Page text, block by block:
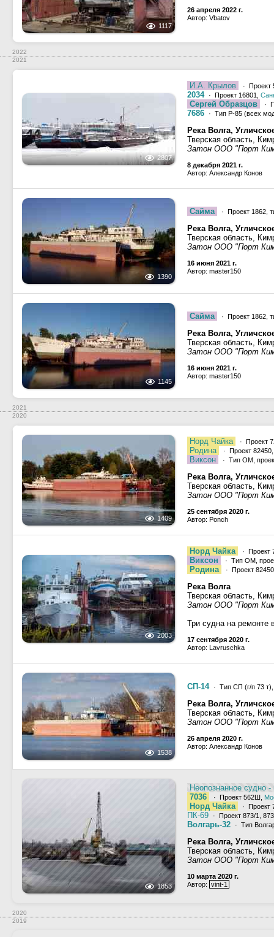
1117
26 апреля 2022 г.
Автор: Vbatov
2022
2021
2807
И.А. Крылов · Проект
2034 · Проект 16801,
Сергей Образцов ·
7686 · Тип Р-85 (всех
Река Волга,
Тверская область,
Затон ООО "Порт
8 декабря 2021 г.
Автор: Александр Конов
1390
Сайма · Проект 1862,
Река Волга,
Тверская область,
Затон ООО "Порт
16 июня 2021 г.
Автор: master150
1145
Сайма · Проект 1862,
Река Волга,
Тверская область,
Затон ООО "Порт
16 июня 2021 г.
Автор: master150
2021
2020
1409
Норд Чайка · Проект
Родина · Проект
Виксон · Тип ОМ,
Река Волга,
Тверская область,
Затон ООО "Порт
25 сентября 2020 г.
Автор: Ponch
2003
Норд Чайка · Проект
Виксон · Тип ОМ,
Родина · Проект
Река Волга
Тверская область,
Затон ООО "Порт
Три судна на ремонте
17 сентября 2020 г.
Автор: Lavruschka
1538
СП-14 · Тип СП (г/п 73
Река Волга,
Тверская область,
Затон ООО "Порт
26 апреля 2020 г.
Автор: Александр Конов
1853
Неопознанное судно
7036
· Проект 562Ш,
Норд Чайка · Проект
ПК-69 · Проект 873/1,
Волгарь-32 · Тип
Река Волга,
Тверская область,
Затон ООО "Порт
10 марта 2020 г.
Автор: vint-1
2020
2019